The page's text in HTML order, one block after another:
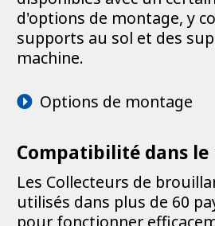
d'options de montage, y
supports au sol et des
machine.
Options de montage
Compatibilité dans
Les Collecteurs de
utilisés dans plus de 60